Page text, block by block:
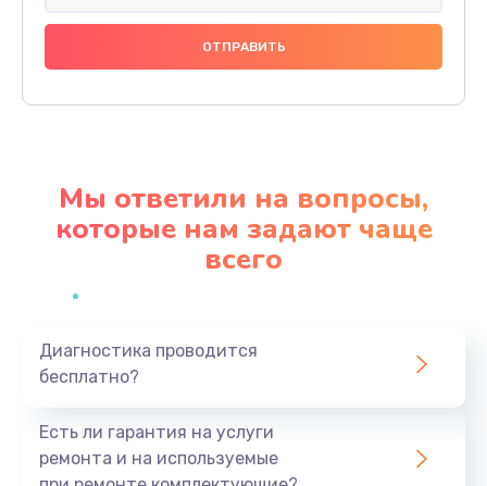
Мы ответили на вопросы,
которые нам задают чаще
всего
Диагностика проводится
бесплатно?
Есть ли гарантия на услуги
ремонта и на используемые